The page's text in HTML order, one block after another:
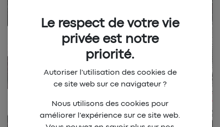
Le respect de votre vie
privée est notre
priorité.
Autoriser l'utilisation des cookies de
ce site web sur ce navigateur ?
Nous utilisons des cookies pour
améliorer l'expérience sur ce site web.